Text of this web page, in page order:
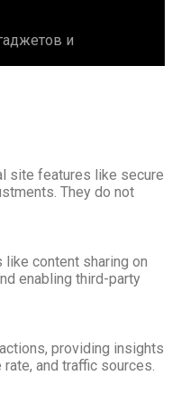
и
site features like secure
They do not
content sharing on
enabling third-party
providing insights
and traffic sources.